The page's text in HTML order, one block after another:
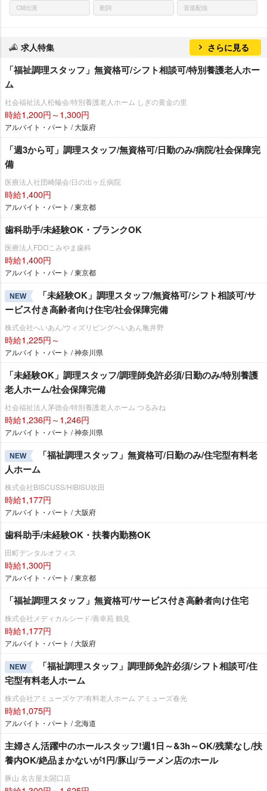
CM出演 歌詞 音楽配信
求人特集 さらに見る
「福祉調理スタッフ」無資格可/シフト相談可/特別養護老人ホー
ム
社会福祉法人松輪会/特別養護老人ホーム しぎの黄金の里
時給1,200円～1,300円
アルバイト・パート / 大阪府
「週3から可」調理スタッフ/無資格可/日勤のみ/病院/社会保障完
備
医療法人社団崎陽会/日の出ヶ丘病院
時給1,400円
アルバイト・パート / 東京都
歯科助手/未経験OK・ブランクOK
医療法人FDOこみやま歯科
時給1,400円
アルバイト・パート / 東京都
NEW
「未経験OK」調理スタッフ/無資格可/シフト相談可/サ
ービス付き高齢者向け住宅/社会保障完備
株式会社へいあん/ウィズリビングへいあん亀井野
時給1,225円～
アルバイト・パート / 神奈川県
「未経験OK」調理スタッフ/調理師免許必須/日勤のみ/特別養護
老人ホーム/社会保障完備
社会福祉法人茅徳会/特別養護老人ホーム つるみね
時給1,236円～1,246円
アルバイト・パート / 神奈川県
NEW
「福祉調理スタッフ」無資格可/日勤のみ/住宅型有料老
人ホーム
株式会社BISCUSS/HIBISU吹田
時給1,177円
アルバイト・パート / 大阪府
歯科助手/未経験OK・扶養内勤務OK
田町デンタルオフィス
時給1,300円
アルバイト・パート / 東京都
「福祉調理スタッフ」無資格可/サービス付き高齢者向け住宅
株式会社メディカルシード/善幸苑 鶴見
時給1,177円
アルバイト・パート / 大阪府
NEW
「福祉調理スタッフ」調理師免許必須/シフト相談可/住
宅型有料老人ホーム
株式会社アミューズケア/有料老人ホーム アミューズ春光
時給1,075円
アルバイト・パート / 北海道
主婦さん活躍中のホールスタッフ!週1日～&3h～OK/残業なし/扶
養内OK/絶品まかないが1円/豚山/ラーメン店のホール
豚山 名古屋太閤口店